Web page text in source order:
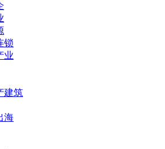
锁
业
建筑
海